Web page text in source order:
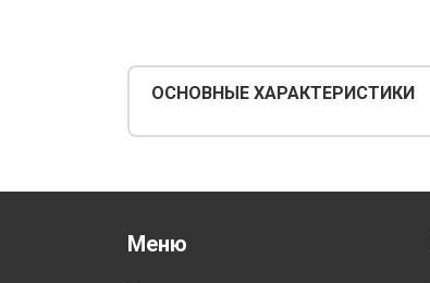
ОСНОВНЫЕ ХАРАКТЕРИСТИКИ
Меню